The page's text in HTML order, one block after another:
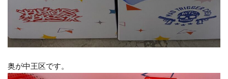
奥が中王区です。